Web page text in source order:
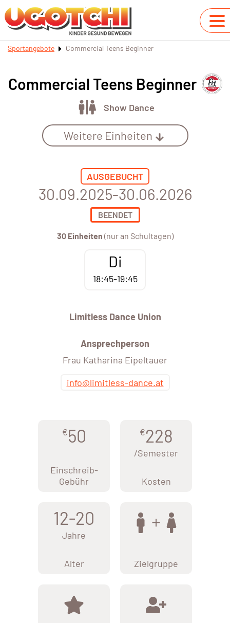
Sportangebote Commercial Teens Beginner
Commercial Teens Beginner
Show Dance
Weitere Einheiten
AUSGEBUCHT
30.09.2025-30.06.2026
BEENDET
30 Einheiten (nur an Schultagen)
Di
18:45-19:45
Limitless Dance Union
Ansprechperson
Frau Katharina Eipeltauer
info@limitless-dance.at
€50
Einschreib-
Gebühr
€228
/Semester
Kosten
12-20
Jahre
Alter Zielgruppe